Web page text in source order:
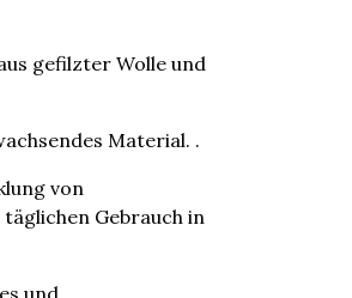
gefilzter Wolle und
Material. .
von
Gebrauch in
und